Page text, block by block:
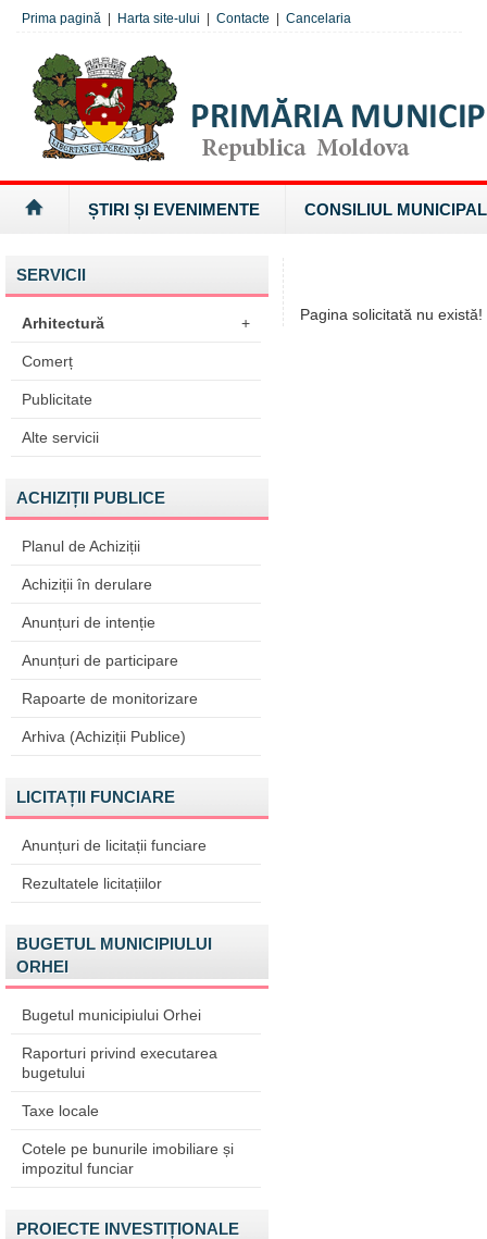
Prima pagină Harta site-ului Contacte Cancelaria
ȘTIRI ȘI EVENIMENTE CONSILIUL MUNICIPAL
SERVICII
Arhitectură +
Comerț
Publicitate
Alte servicii
ACHIZIȚII PUBLICE
Planul de Achiziții
Achiziții în derulare
Anunțuri de intenție
Anunțuri de participare
Rapoarte de monitorizare
Arhiva (Achiziții Publice)
LICITAȚII FUNCIARE
Anunțuri de licitații funciare
Rezultatele licitațiilor
BUGETUL MUNICIPIULUI
ORHEI
Bugetul municipiului Orhei
Raporturi privind executarea
bugetului
Taxe locale
Cotele pe bunurile imobiliare și
impozitul funciar
PROIECTE INVESTIȚIONALE
Pagina solicitată nu există!